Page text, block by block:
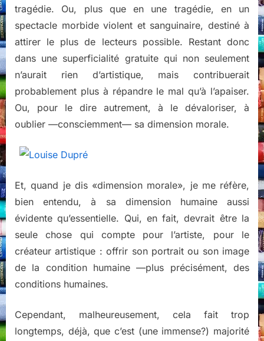
tragédie. Ou, plus que en une tragédie, en un
spectacle morbide violent et sanguinaire, destiné à
attirer le plus de lecteurs possible. Restant donc
dans une superficialité gratuite qui non seulement
n’aurait rien d’artistique, mais contribuerait
probablement plus à répandre le mal qu’à l’apaiser.
Ou, pour le dire autrement, à le dévaloriser, à
oublier —consciemment— sa dimension morale.
Et, quand je dis «dimension morale», je me réfère,
bien entendu, à sa dimension humaine aussi
évidente qu’essentielle. Qui, en fait, devrait être la
seule chose qui compte pour l’artiste, pour le
créateur artistique : offrir son portrait ou son image
de la condition humaine —plus précisément, des
conditions humaines.
Cependant, malheureusement, cela fait trop
longtemps, déjà, que c’est (une immense?) majorité